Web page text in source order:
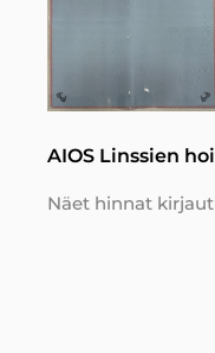
AIOS Linssien
Näet hinnat